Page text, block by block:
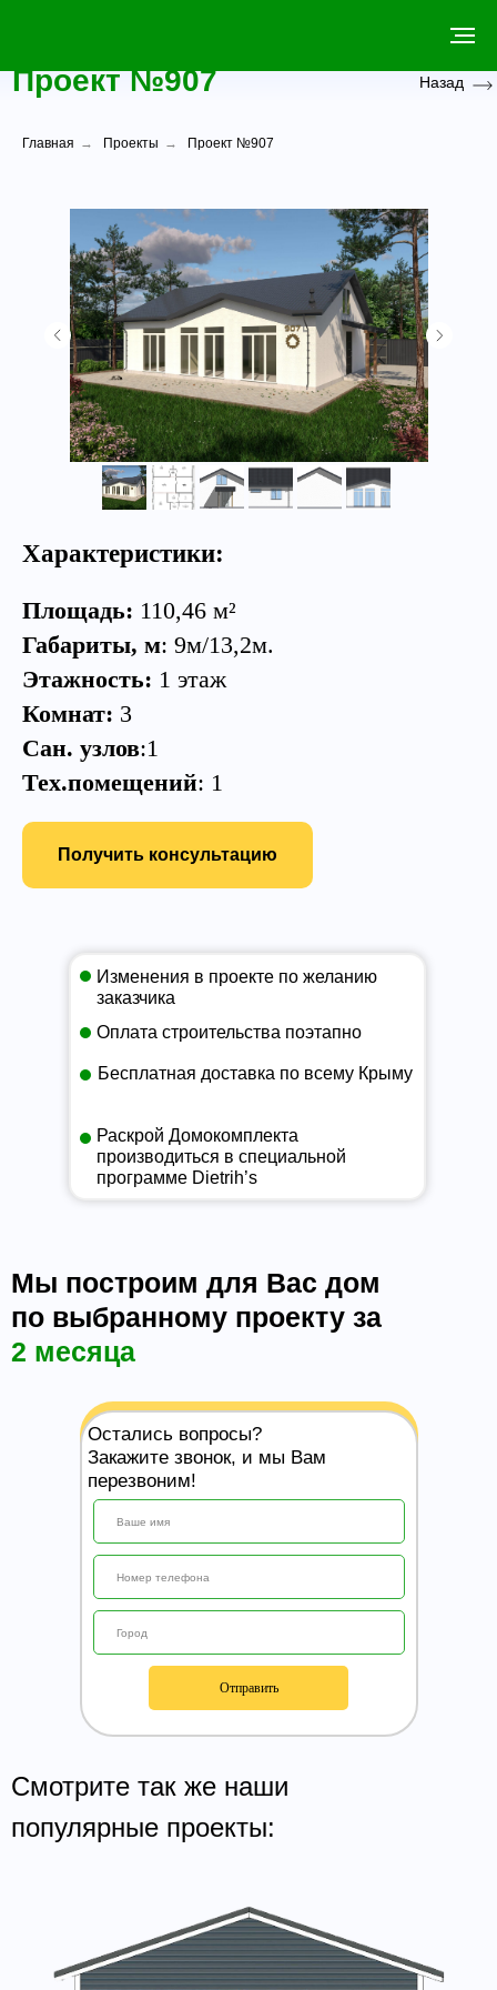
Проект №907 Назад
Главная → Проекты → Проект №907
Характеристики:
Площадь: 110,46 м²
Габариты, м: 9м/13,2м.
Этажность: 1 этаж
Комнат: 3
Сан. узлов:1
Тех.помещений: 1
Получить консультацию
Изменения в проекте по желанию
заказчика
Оплата строительства поэтапно
Бесплатная доставка по всему Крыму
Раскрой Домокомплекта
производиться в специальной
программе Dietrih’s
Отправить
Остались вопросы?
Закажите звонок, и мы Вам
перезвоним!
Мы построим для Вас дом
по выбранному проекту за
2 месяца
Смотрите так же наши
популярные проекты: